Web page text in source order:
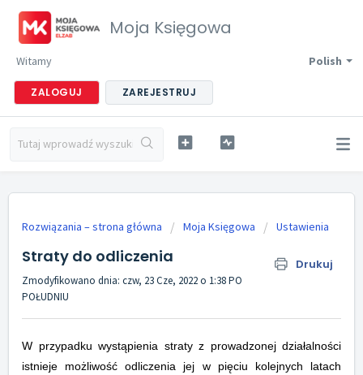
Moja Księgowa
Polish
Witamy
ZALOGUJ ZAREJESTRUJ
Rozwiązania – strona główna Moja Księgowa Ustawienia
Straty do odliczenia Drukuj
Zmodyfikowano dnia: czw, 23 Cze, 2022 o 1:38 PO
POŁUDNIU
W przypadku wystąpienia straty z prowadzonej działalności
istnieje możliwość odliczenia jej w pięciu kolejnych latach